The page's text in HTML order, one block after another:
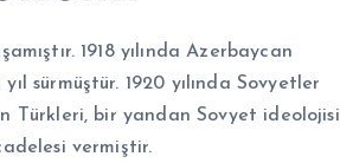
1918 yılında Azerbaycan
sürmüştür. 1920 yılında Sovyetler
Türkleri, bir yandan Sovyet ideolojisi
vermiştir.